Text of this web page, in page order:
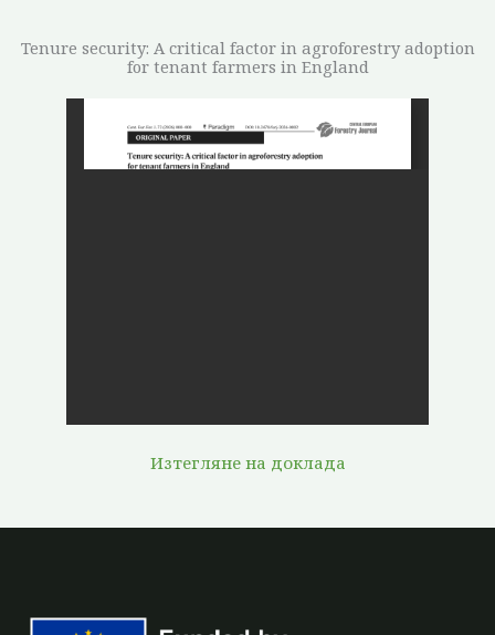
Tenure security: A critical factor in agroforestry adoption
for tenant farmers in England
Изтегляне на доклада